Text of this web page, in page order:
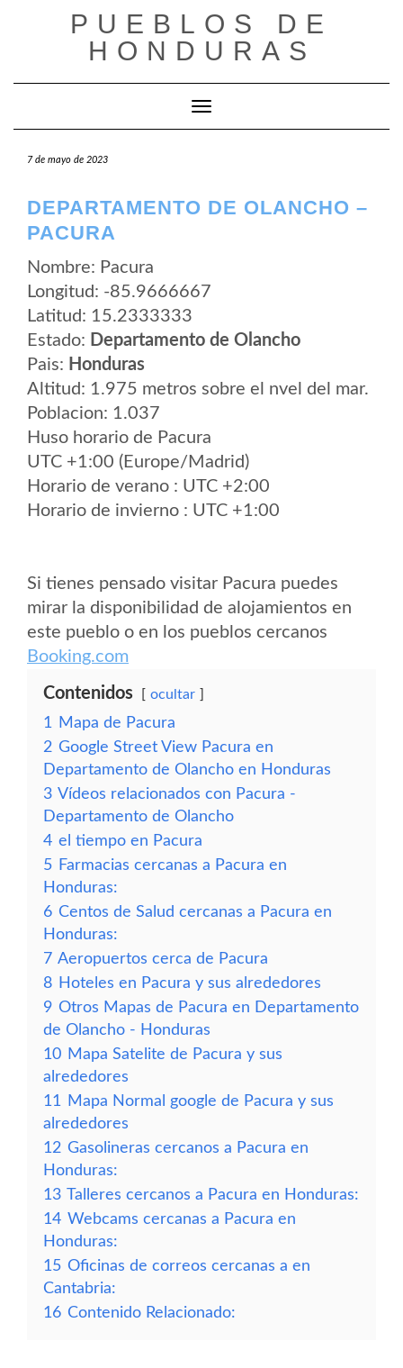
PUEBLOS DE
HONDURAS
Cambiar modo de navegación
7 de mayo de 2023
DEPARTAMENTO DE OLANCHO –
PACURA
Nombre: Pacura
Longitud: -85.9666667
Latitud: 15.2333333
Estado: Departamento de Olancho
Pais: Honduras
Altitud: 1.975 metros sobre el nvel del mar.
Poblacion: 1.037
Huso horario de Pacura
UTC +1:00 (Europe/Madrid)
Horario de verano : UTC +2:00
Horario de invierno : UTC +1:00
Si tienes pensado visitar Pacura puedes
mirar la disponibilidad de alojamientos en
este pueblo o en los pueblos cercanos
Booking.com
Contenidos ocultar
1
Mapa de Pacura
2 Google Street View Pacura en
Departamento de Olancho en Honduras
3 Vídeos relacionados con Pacura -
Departamento de Olancho
4 el tiempo en Pacura
5 Farmacias cercanas a Pacura en
Honduras:
6 Centos de Salud cercanas a Pacura en
Honduras:
7 Aeropuertos cerca de Pacura
8 Hoteles en Pacura y sus alrededores
9 Otros Mapas de Pacura en Departamento
de Olancho - Honduras
10 Mapa Satelite de Pacura y sus
alrededores
11
Mapa Normal google de Pacura y sus
alrededores
12 Gasolineras cercanos a Pacura en
Honduras:
13 Talleres cercanos a Pacura en Honduras:
14 Webcams cercanas a Pacura en
Honduras:
15 Oficinas de correos cercanas a en
Cantabria:
16 Contenido Relacionado: